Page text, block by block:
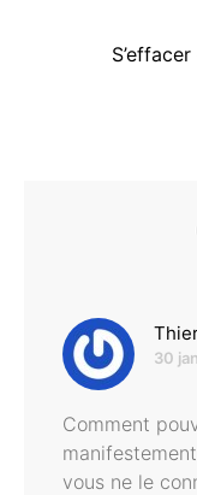
30
Comment
vous ne le